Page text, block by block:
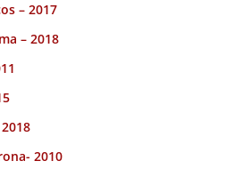
– 2017
– 2018
2010